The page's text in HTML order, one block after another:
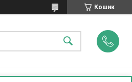
Кошик